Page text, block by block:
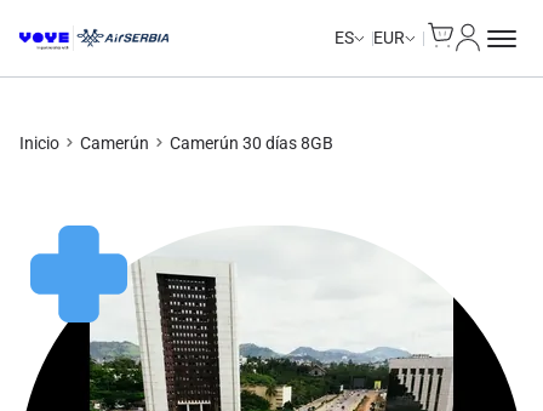
ES EUR
Inicio Camerún Camerún 30 días 8GB